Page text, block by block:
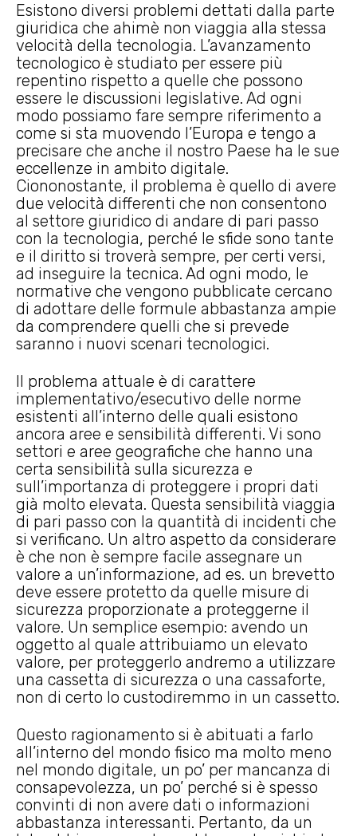
Esistono diversi problemi dettati dalla parte
giuridica che ahimè non viaggia alla stessa
velocità della tecnologia. L’avanzamento
tecnologico è studiato per essere più
repentino rispetto a quelle che possono
essere le discussioni legislative. Ad ogni
modo possiamo fare sempre riferimento a
come si sta muovendo l’Europa e tengo a
precisare che anche il nostro Paese ha le sue
eccellenze in ambito digitale.
Ciononostante, il problema è quello di avere
due velocità differenti che non consentono
al settore giuridico di andare di pari passo
con la tecnologia, perché le sfide sono tante
e il diritto si troverà sempre, per certi versi,
ad inseguire la tecnica. Ad ogni modo, le
normative che vengono pubblicate cercano
di adottare delle formule abbastanza ampie
da comprendere quelli che si prevede
saranno i nuovi scenari tecnologici.
Il problema attuale è di carattere
implementativo/esecutivo delle norme
esistenti all’interno delle quali esistono
ancora aree e sensibilità differenti. Vi sono
settori e aree geografiche che hanno una
certa sensibilità sulla sicurezza e
sull’importanza di proteggere i propri dati
già molto elevata. Questa sensibilità viaggia
di pari passo con la quantità di incidenti che
si verificano. Un altro aspetto da considerare
è che non è sempre facile assegnare un
valore a un’informazione, ad es. un brevetto
deve essere protetto da quelle misure di
sicurezza proporzionate a proteggerne il
valore. Un semplice esempio: avendo un
oggetto al quale attribuiamo un elevato
valore, per proteggerlo andremo a utilizzare
una cassetta di sicurezza o una cassaforte,
non di certo lo custodiremmo in un cassetto.
Questo ragionamento si è abituati a farlo
all’interno del mondo fisico ma molto meno
nel mondo digitale, un po’ per mancanza di
consapevolezza, un po’ perché si è spesso
convinti di non avere dati o informazioni
abbastanza interessanti. Pertanto, da un